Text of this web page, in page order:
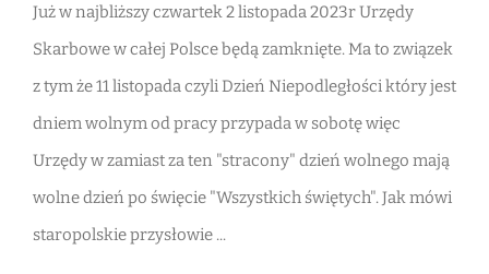
Już w najbliższy czwartek 2 listopada 2023r Urzędy
Skarbowe w całej Polsce będą zamknięte. Ma to związek
z tym że 11 listopada czyli Dzień Niepodległości który jest
dniem wolnym od pracy przypada w sobotę więc
Urzędy w zamiast za ten "stracony" dzień wolnego mają
wolne dzień po święcie "Wszystkich świętych". Jak mówi
staropolskie przysłowie ...